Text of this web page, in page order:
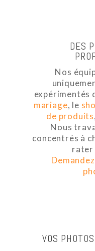
DES
Nos
expérimentés
mariage, le
de produits
Nous
concentrés à
rater
VOS